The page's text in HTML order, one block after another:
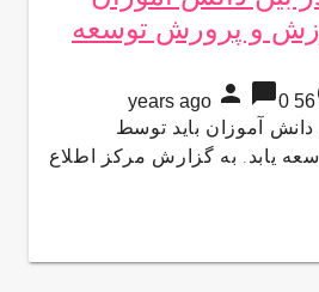
و پرورش توسعه
56 years ago
person chat_bubble0
آموزان بايد توسط
يابد. به گزارش مركز اطلاع